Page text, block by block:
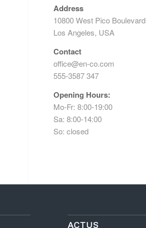
Address
10800 West Pico Boulevard
Los Angeles, USA
Contact
office@en-co.com
555-3587 347
Opening Hours:
Mo-Fr: 8:00-19:00
Sa: 8:00-14:00
So: closed
ACTUS